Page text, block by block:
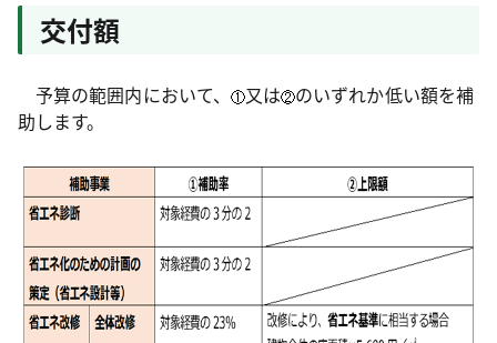
交付額
予算の範囲内において、 又は のいずれか低い額を補
助します。